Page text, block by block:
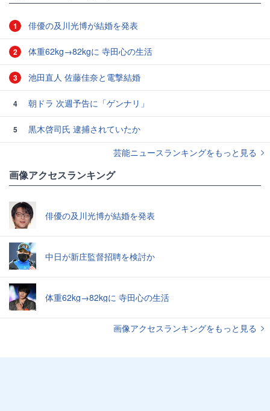
1 俳優の及川光博が結婚を発表
2 体重62kg→82kgに 寺田心の生活
3 池田直人 佐藤佳奈と電撃結婚
4 朝ドラ 次週予告に「ゲンナリ」
5
黒木啓司氏 逮捕されていたか
芸能ニュースランキングをもっと見る
画像アクセスランキング
俳優の及川光博が結婚を発表
中日が新庄監督招聘を検討か
体重62kg→82kgに 寺田心の生活
画像アクセスランキングをもっと見る